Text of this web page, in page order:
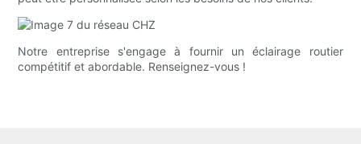
Notre entreprise s'engage à fournir un éclairage routier
compétitif et abordable. Renseignez-vous !